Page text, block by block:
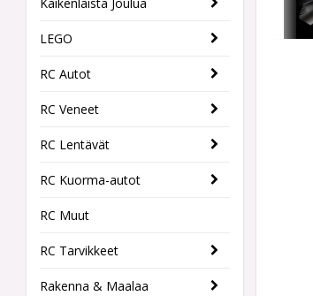
LEGO
RC Autot
RC Veneet
RC Lentävät
RC Kuorma-autot
RC Muut
RC Tarvikkeet
Rakenna & Maalaa